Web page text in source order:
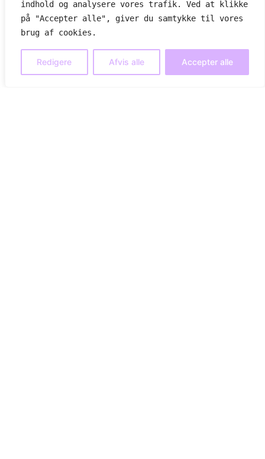
indhold og analysere vores trafik. Ved at klikke
på "Accepter alle", giver du samtykke til vores
brug af cookies.
Redigere Afvis alle Accepter alle